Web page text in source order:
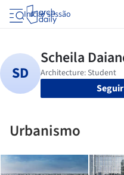
Iniciar sessão
Seguir
Urbanismo